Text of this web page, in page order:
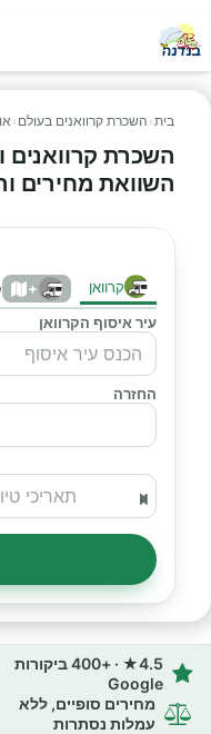
בית› השכרת קרוואנים בעולם ›
השכרת קרוואנים
השוואת מחירים
קרוואן +
עיר איסוף הקרוואן
החזרה
4.5★ · +400 ביקורות
Google
מחירים סופיים, ללא
עמלות נסתרות